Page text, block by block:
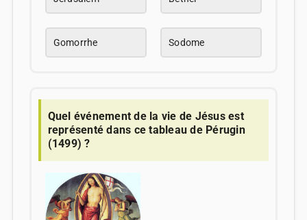
Gomorrhe Sodome
Quel événement de la vie de Jésus est
représenté dans ce tableau de Pérugin
(1499) ?